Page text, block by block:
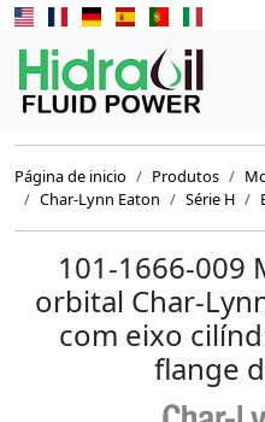
Página de inicio Produtos
Char-Lynn Eaton
Série H
101-1666-009
orbital Char-
com eixo
flange